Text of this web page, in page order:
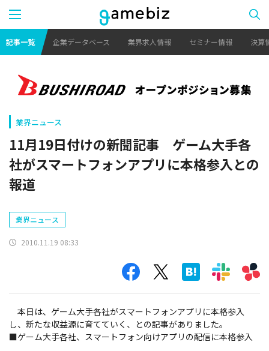
記事一覧 企業データベース 業界求人情報 セミナー情報 決算
業界ニュース
11月19日付けの新聞記事 ゲーム大手各
社がスマートフォンアプリに本格参入との
報道
業界ニュース
2010.11.19 08:33
本日は、ゲーム大手各社がスマートフォンアプリに本格参入
し、新たな収益源に育てていく、との記事がありました。
■ゲーム大手各社、スマートフォン向けアプリの配信に本格参入